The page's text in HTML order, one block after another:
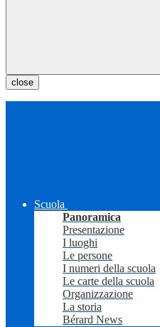
close
Scuola
Panoramica
Presentazione
I luoghi
Le persone
I numeri della scuola
Le carte della scuola
Organizzazione
La storia
Bérard News